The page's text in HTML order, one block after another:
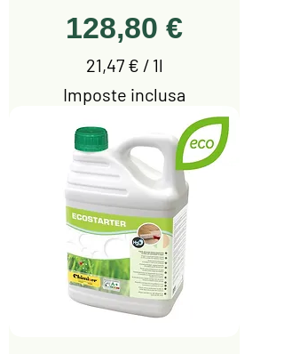
Prezzo
128,80 €
21,47 € / 1l
2
4
7
€
p
e
r
1
Imposte inclusa